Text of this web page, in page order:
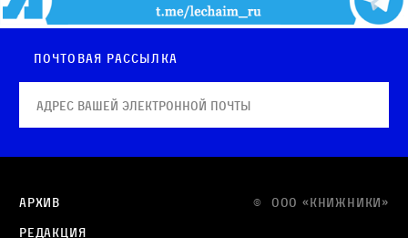
Почтовая рассылка
© OOO «КНИЖНИКИ»
Архив
Редакция